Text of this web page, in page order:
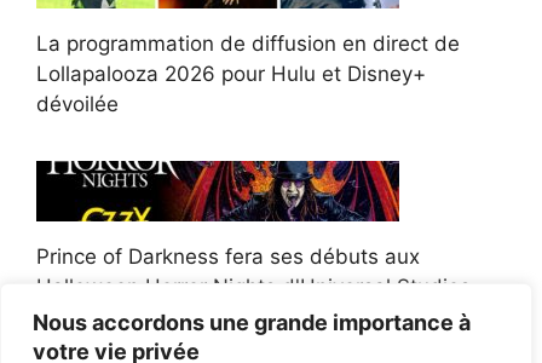
Nous accordons une grande importance à
votre vie privée
La programmation de diffusion en direct de
Lollapalooza 2026 pour Hulu et Disney+
dévoilée
Prince of Darkness fera ses débuts aux
Halloween Horror Nights d'Universal Studios